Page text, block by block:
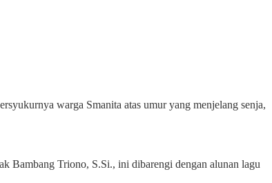
warga Smanita atas umur yang menjelang senja,
Bambang Triono, S.Si., ini dibarengi dengan alunan lagu